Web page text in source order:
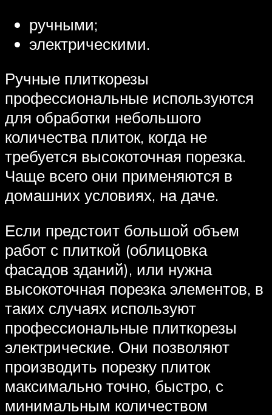
ручными;
электрическими.
Ручные плиткорезы
профессиональные используются
для обработки небольшого
количества плиток, когда не
требуется высокоточная порезка.
Чаще всего они применяются в
домашних условиях, на даче.
Если предстоит большой объем
работ с плиткой (облицовка
фасадов зданий), или нужна
высокоточная порезка элементов, в
таких случаях используют
профессиональные плиткорезы
электрические. Они позволяют
производить порезку плиток
максимально точно, быстро, с
минимальным количеством